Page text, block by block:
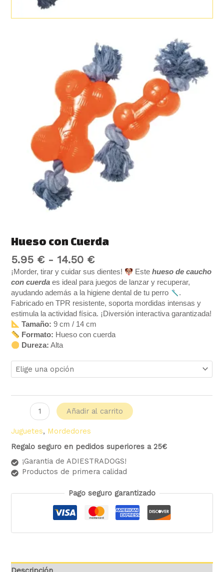
Hueso con Cuerda
5.95 € - 14.50 €
¡Morder, tirar y cuidar sus dientes! Estehueso de caucho
con cuerda es ideal para juegos de lanzar y recuperar,
ayudando además a la higiene dental de tu perro
.
Fabricado en TPR resistente, soporta mordidas intensas y
estimula la actividad física. ¡Diversión interactiva garantizada!
Tamaño: 9 cm / 14 cm
Formato: Hueso con cuerda
Dureza: Alta
Añadir al carrito
Juguetes, Mordedores
Regalo seguro en pedidos superiores a 25€
¡Garantia de ADIESTRADOGS!
Productos de primera calidad
Pago seguro garantizado